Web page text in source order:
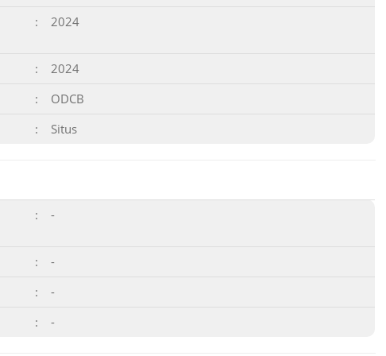
: 2024
:
2024
:
ODCB
: Situs
: -
:
-
:
-
: -